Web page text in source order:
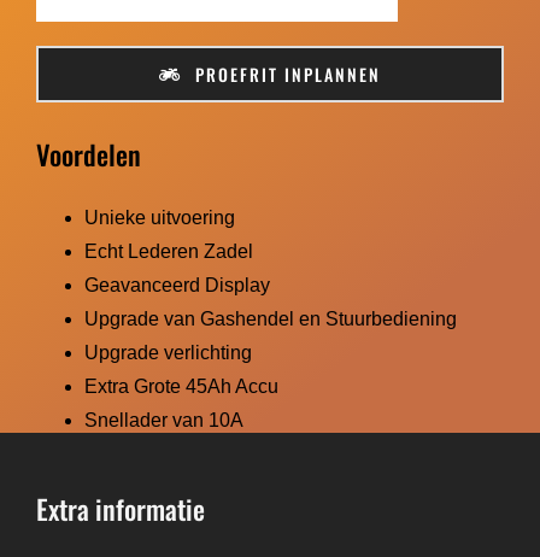
PROEFRIT INPLANNEN
Voordelen
Unieke uitvoering
Echt Lederen Zadel
Geavanceerd Display
Upgrade van Gashendel en Stuurbediening
Upgrade verlichting
Extra Grote 45Ah Accu
Snellader van 10A
Extra informatie